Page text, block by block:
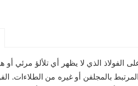
الذي لا يظهر أي تلألؤ مرئي أو
بالمجلفن أو غيره من الطلاءات.